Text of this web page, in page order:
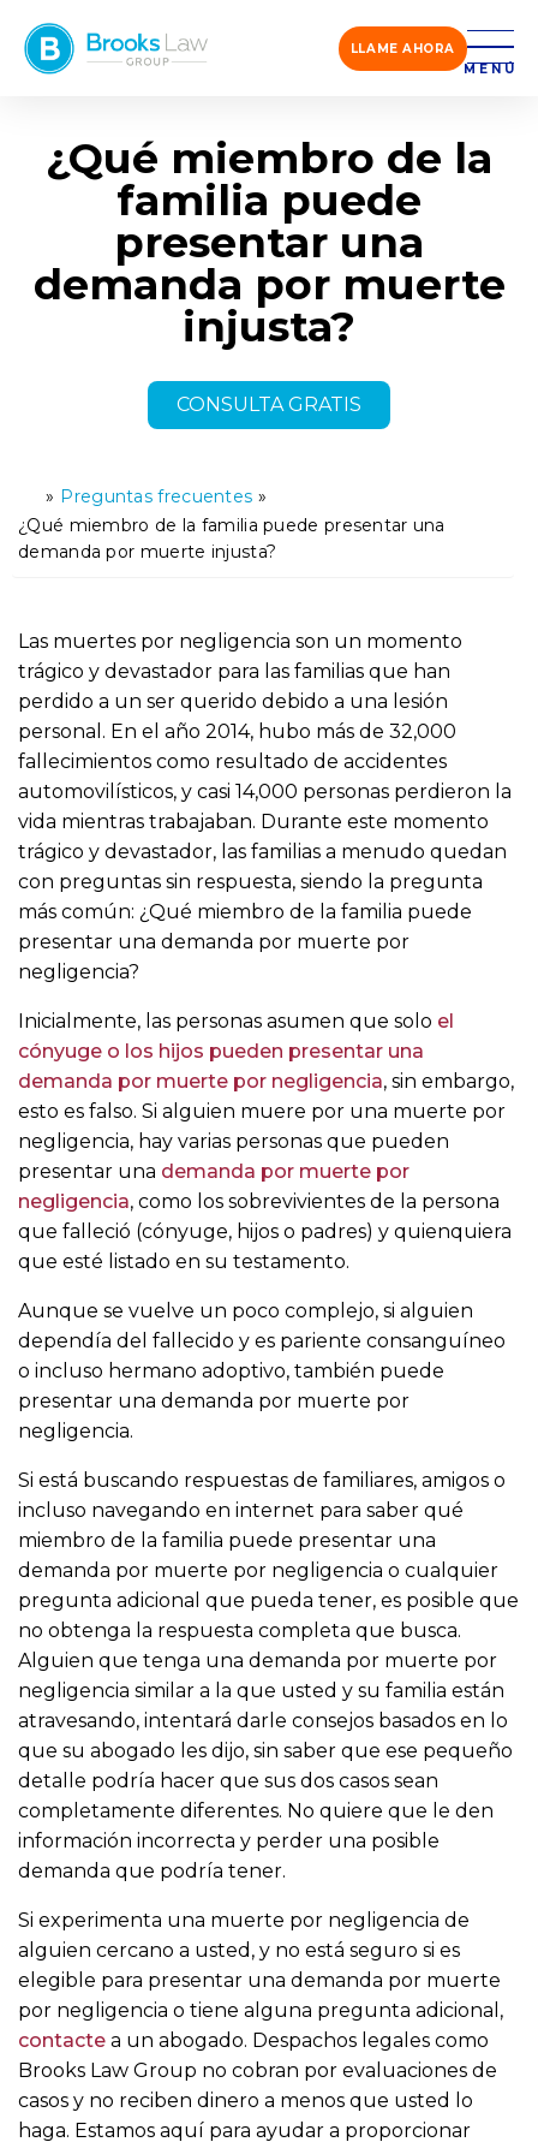
LLAME AHORA
MENÚ
¿Qué miembro de la
familia puede
presentar una
demanda por muerte
injusta?
CONSULTA GRATIS
ci
o
» Preguntas frecuentes »
¿Qué miembro de la familia puede presentar una
demanda por muerte injusta?
Las muertes por negligencia son un momento
trágico y devastador para las familias que han
perdido a un ser querido debido a una lesión
personal. En el año 2014, hubo más de 32,000
fallecimientos como resultado de accidentes
automovilísticos, y casi 14,000 personas perdieron la
vida mientras trabajaban. Durante este momento
trágico y devastador, las familias a menudo quedan
con preguntas sin respuesta, siendo la pregunta
más común: ¿Qué miembro de la familia puede
presentar una demanda por muerte por
negligencia?
Inicialmente, las personas asumen que solo el
cónyuge o los hijos pueden presentar una
demanda por muerte por negligencia, sin embargo,
esto es falso. Si alguien muere por una muerte por
negligencia, hay varias personas que pueden
presentar una demanda por muerte por
negligencia, como los sobrevivientes de la persona
que falleció (cónyuge, hijos o padres) y quienquiera
que esté listado en su testamento.
Aunque se vuelve un poco complejo, si alguien
dependía del fallecido y es pariente consanguíneo
o incluso hermano adoptivo, también puede
presentar una demanda por muerte por
negligencia.
Si está buscando respuestas de familiares, amigos o
incluso navegando en internet para saber qué
miembro de la familia puede presentar una
demanda por muerte por negligencia o cualquier
pregunta adicional que pueda tener, es posible que
no obtenga la respuesta completa que busca.
Alguien que tenga una demanda por muerte por
negligencia similar a la que usted y su familia están
atravesando, intentará darle consejos basados en lo
que su abogado les dijo, sin saber que ese pequeño
detalle podría hacer que sus dos casos sean
completamente diferentes. No quiere que le den
información incorrecta y perder una posible
demanda que podría tener.
Si experimenta una muerte por negligencia de
alguien cercano a usted, y no está seguro si es
elegible para presentar una demanda por muerte
por negligencia o tiene alguna pregunta adicional,
contacte a un abogado. Despachos legales como
Brooks Law Group no cobran por evaluaciones de
casos y no reciben dinero a menos que usted lo
haga. Estamos aquí para ayudar a proporcionar